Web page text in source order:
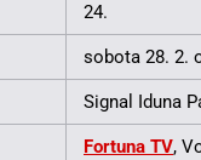
24.
sobota 28. 2.
Signal Iduna
Fortuna TV,